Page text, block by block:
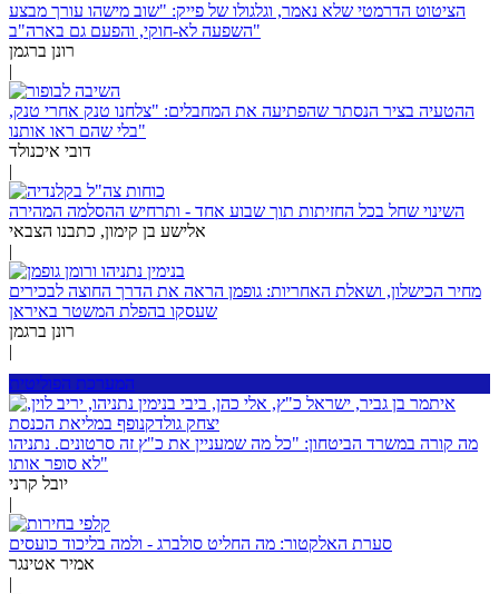
הציטוט הדרמטי שלא נאמר, וגלגולו של פייק: "שוב מישהו עורך מבצע
השפעה לא-חוקי, והפעם גם בארה"ב"
רונן ברגמן
|
ההטעיה בציר הנסתר שהפתיעה את המחבלים: "צלחנו טנק אחרי טנק,
בלי שהם ראו אותנו"
דובי איכנולד
|
השינוי שחל בכל החזיתות תוך שבוע אחד - ותרחיש ההסלמה המהירה
אלישע בן קימון, כתבנו הצבאי
|
מחיר הכישלון, ושאלת האחריות: גופמן הראה את הדרך החוצה לבכירים
שעסקו בהפלת המשטר באיראן
רונן ברגמן
|
המערכת הפוליטית
מה קורה במשרד הביטחון: "כל מה שמעניין את כ"ץ זה סרטונים. נתניהו
לא סופר אותו"
יובל קרני
|
סערת האלקטור: מה החליט סולברג - ולמה בליכוד כועסים
אמיר אטינגר
|